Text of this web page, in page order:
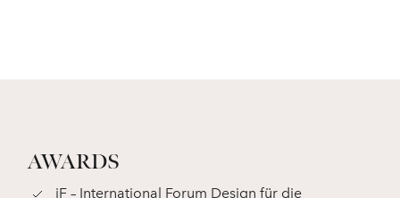
AWARDS
iF – International Forum Design für die